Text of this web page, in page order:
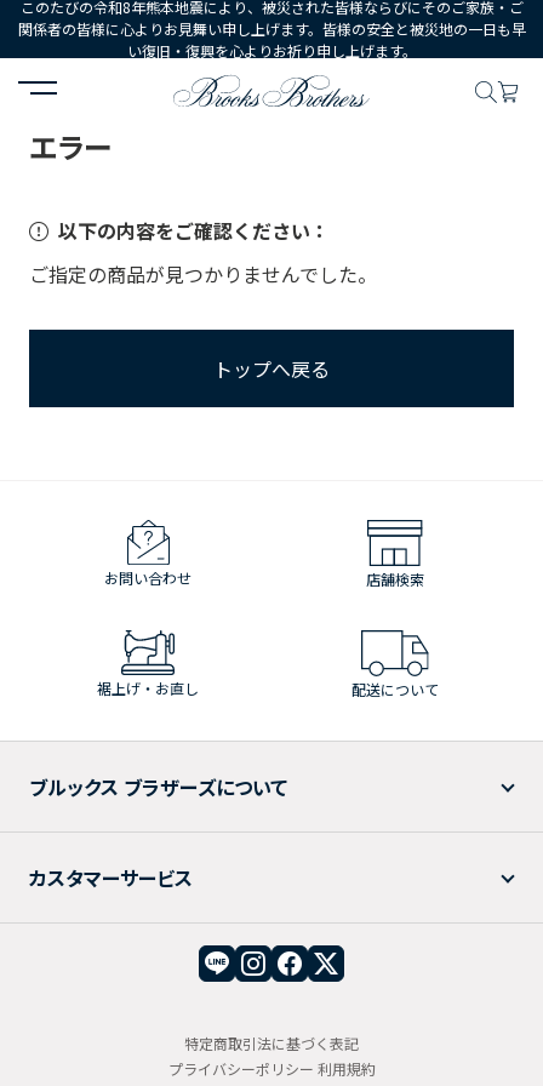
このたびの令和8年熊本地震により、被災された皆様ならびにそのご家族・ご
関係者の皆様に心よりお見舞い申し上げます。皆様の安全と被災地の一日も早
い復旧・復興を心よりお祈り申し上げます。
HOME
エラー
以下の内容をご確認ください：
ご指定の商品が見つかりませんでした。
トップへ戻る
お問い合わせ 店舗検索
裾上げ・お直し 配送について
ブルックス ブラザーズについて
カスタマーサービス
特定商取引法に基づく表記
プライバシーポリシー 利用規約